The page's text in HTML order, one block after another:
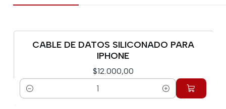
CABLE DE DATOS SILICONADO PARA
IPHONE
$12.000,00
Cantidad